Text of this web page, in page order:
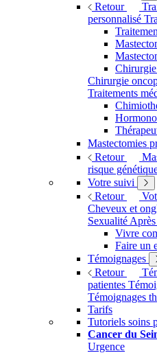
Retour
personnalisé
Chirurgie
Traitements
Mastectomies
Retour
risque
Votre suivi
Retour
Cheveux et
Sexualité
Vivre
Faire un
Témoignages
Retour
patientes
Témoignages
Tarifs
Tutoriels soins
Cancer du
Urgence